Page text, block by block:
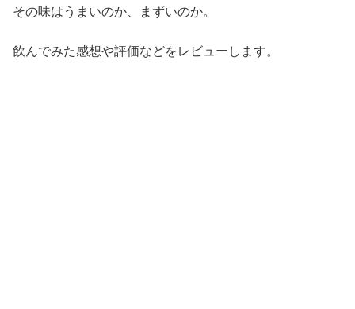
その味はうまいのか、まずいのか。
飲んでみた感想や評価などをレビューします。